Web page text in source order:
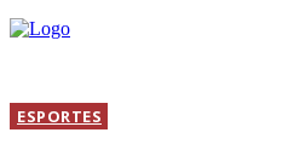
ESPORTES